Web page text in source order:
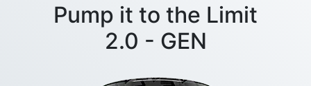
Pump it to the Limit
2.0 - GEN